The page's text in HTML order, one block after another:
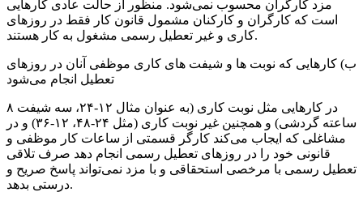
مزد کارگران محسوب نمی‌شود. منظور از حالت عادی کارهایی
است که کارگران و کارکنان مشمول قانون کار فقط در روزهای
کاری و غیر تعطیل رسمی مشغول به کار هستند.
ب) کارهایی که نوبت ها و شیفت های کاری موظفی آنان در روزهای
تعطیل انجام می‌شود
در کارهایی مثل نوبت کاری (به عنوان مثال ۱۲-۲۴، سه شیفت ۸
ساعته گردشی) و همچنین غیر نوبت کاری (مثل ۲۴-۴۸، ۱۲-۳۶) و در
مشاغلی که ایجاب می‌کند کارگر قسمتی از ساعات کار موظفی و
قانونی خود را در روزهای تعطیل رسمی انجام دهد صرف تلاقی
تعطیل رسمی با مرخصی استحقاقی و با مزد نمی‌تواند پاسخ صریح و
درستی بدهد.